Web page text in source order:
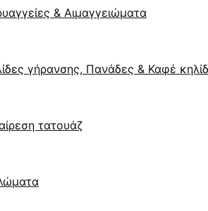
& Αιμαγγειώματα
γήρανσης, Πανάδες & Καφέ
τατουάζ